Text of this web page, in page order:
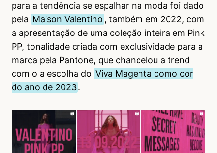
para a tendência se espalhar na moda foi dado
pela Maison Valentino , também em 2022, com
a apresentação de uma coleção inteira em Pink
PP, tonalidade criada com exclusividade para a
marca pela Pantone, que chancelou a trend
com o a escolha do Viva Magenta como cor
do ano de 2023.